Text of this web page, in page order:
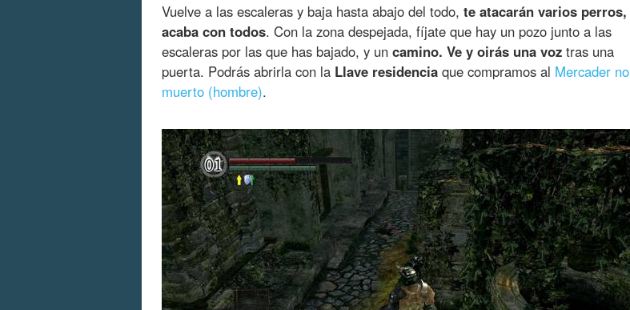
Vuelve a las escaleras y baja hasta abajo del todo, te atacarán varios perros,
acaba con todos. Con la zona despejada, fíjate que hay un pozo junto a las
escaleras por las que has bajado, y un camino. Ve y oirás una voz tras una
puerta. Podrás abrirla con la Llave residencia que compramos al Mercader no
muerto (hombre).